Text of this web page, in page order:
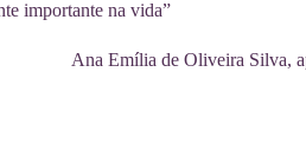
importante na vida”
Ana Emília de Oliveira Silva,